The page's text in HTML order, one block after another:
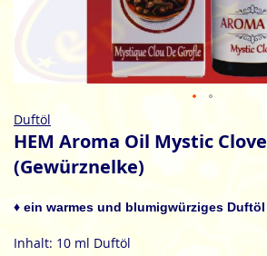
Zum
Anfang
Bildgalerie
Duftöl
HEM Aroma Oil Mystic Clove
(Gewürznelke)
♦ ein warmes und blumigwürziges Duftöl
Inhalt: 10 ml Duftöl